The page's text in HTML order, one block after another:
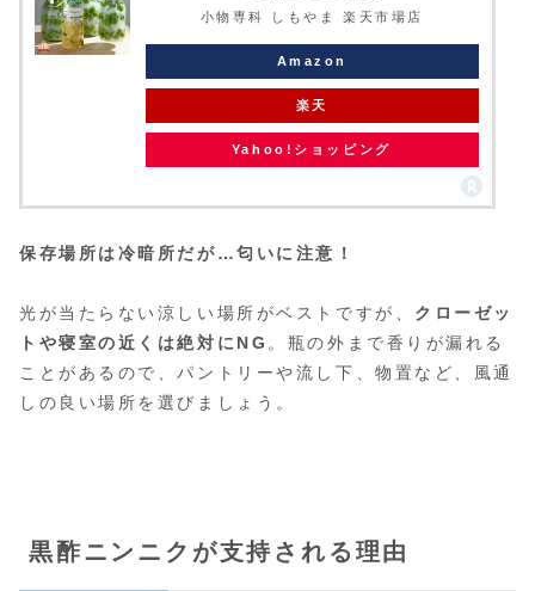
小物専科 しもやま 楽天市場店
Amazon
楽天
Yahoo!ショッピング
保存場所は冷暗所だが…匂いに注意！
光が当たらない涼しい場所がベストですが、 クローゼッ
トや寝室の近くは絶対にNG 。瓶の外まで香りが漏れる
ことがあるので、パントリーや流し下、物置など、風通
しの良い場所を選びましょう。
黒酢ニンニクが支持される理由